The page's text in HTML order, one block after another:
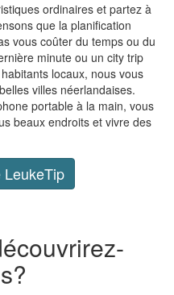
ordinaires et partez à
que la planification
vous coûter du temps ou du
minute ou un city trip
locaux, nous vous
villes néerlandaises.
portable à la main, vous
beaux endroits et vivre des